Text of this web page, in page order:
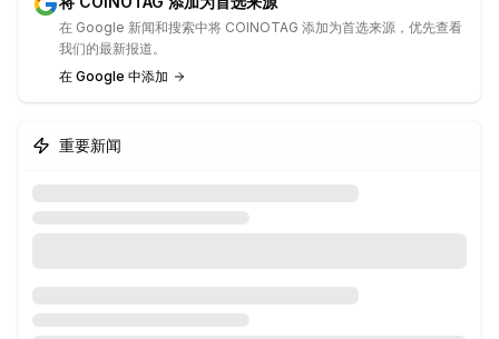
在 Google 新闻和搜索中将 COINOTAG 添加为首选来源，优先查看
我们的最新报道。
在 Google 中添加
重要新闻